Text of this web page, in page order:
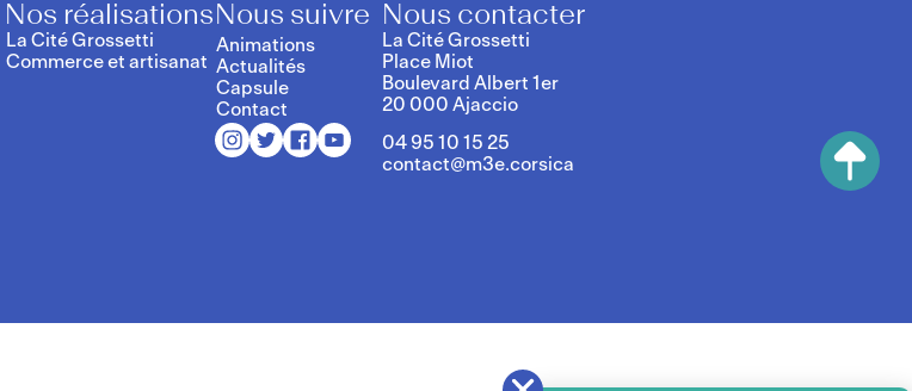
Nos réalisations
La Cité Grossetti
Commerce et artisanat
Nous suivre
Animations
Actualités
Capsule
Contact
Nous contacter
La Cité Grossetti
Place Miot
Boulevard Albert 1er
20 000 Ajaccio
04 95 10 15 25
contact@m3e.corsica